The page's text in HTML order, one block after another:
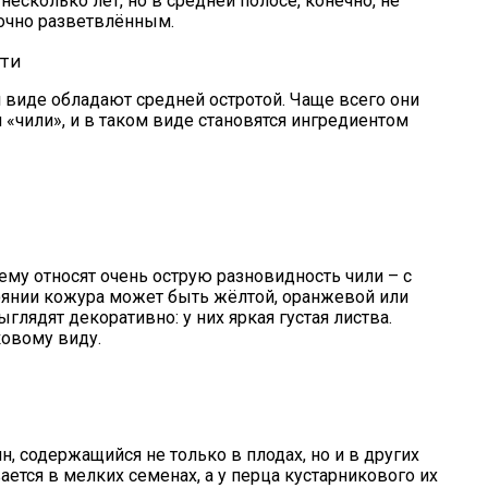
разветвлённым.
обладают средней остротой. Чаще всего они
и в таком виде становятся ингредиентом
относят очень острую разновидность чили – с
кожура может быть жёлтой, оранжевой или
декоративно: у них яркая густая листва.
виду.
содержащийся не только в плодах, но и в других
в мелких семенах, а у перца кустарникового их